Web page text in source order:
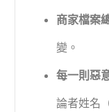
商家檔案
變。
每一則惡
論者姓名